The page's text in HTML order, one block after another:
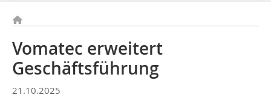
Vomatec erweitert
Geschäftsführung
21.10.2025